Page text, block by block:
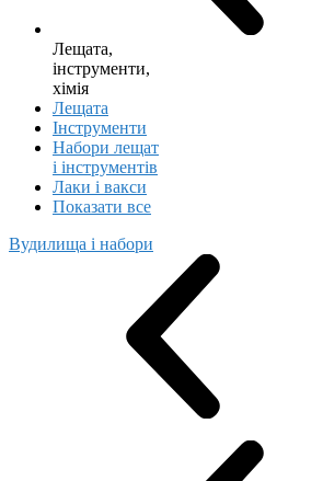
Лещата,
інструменти,
хімія
Лещата
Інструменти
Набори лещат
і інструментів
Лаки і вакси
Показати все
Вудилища і набори